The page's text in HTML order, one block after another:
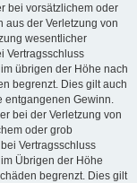
bei vorsätzlichem oder
aus der Verletzung von
wesentlicher
Vertragsschluss
übrigen der Höhe nach
begrenzt. Dies gilt auch
Gewinn.
bei der Verletzung von
oder grob
Vertragsschluss
Übrigen der Höhe
begrenzt. Dies gilt